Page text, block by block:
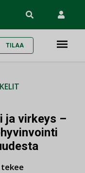
TILAA
ja virkeys –